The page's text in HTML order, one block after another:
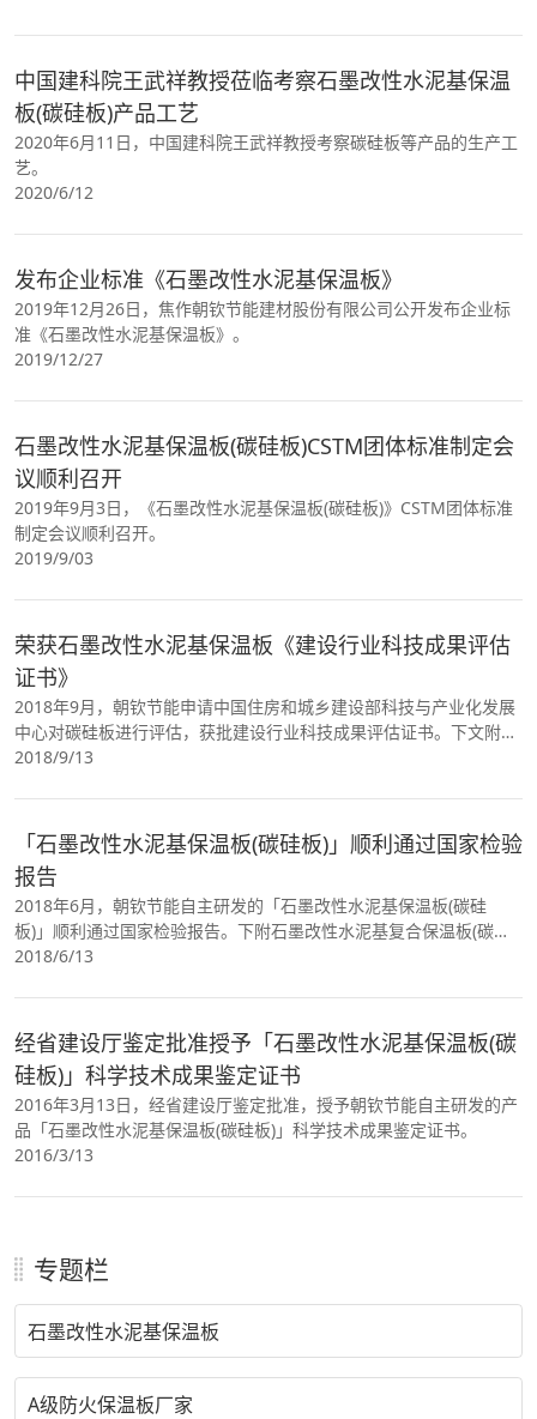
中国建科院王武祥教授莅临考察石墨改性水泥基保温
板(碳硅板)产品工艺
2020年6月11日，中国建科院王武祥教授考察碳硅板等产品的生产工
艺。
2020/6/12
发布企业标准《石墨改性水泥基保温板》
2019年12月26日，焦作朝钦节能建材股份有限公司公开发布企业标
准《石墨改性水泥基保温板》。
2019/12/27
石墨改性水泥基保温板(碳硅板)CSTM团体标准制定会
议顺利召开
2019年9月3日，《石墨改性水泥基保温板(碳硅板)》CSTM团体标准
制定会议顺利召开。
2019/9/03
荣获石墨改性水泥基保温板《建设行业科技成果评估
证书》
2018年9月，朝钦节能申请中国住房和城乡建设部科技与产业化发展
中心对碳硅板进行评估，获批建设行业科技成果评估证书。下文附证
书内容。
2018/9/13
「石墨改性水泥基保温板(碳硅板)」顺利通过国家检验
报告
2018年6月，朝钦节能自主研发的「石墨改性水泥基保温板(碳硅
板)」顺利通过国家检验报告。下附石墨改性水泥基复合保温板(碳硅
板)国家检验报告封面。
2018/6/13
经省建设厅鉴定批准授予「石墨改性水泥基保温板(碳
硅板)」科学技术成果鉴定证书
2016年3月13日，经省建设厅鉴定批准，授予朝钦节能自主研发的产
品「石墨改性水泥基保温板(碳硅板)」科学技术成果鉴定证书。
2016/3/13
专题栏
石墨改性水泥基保温板
A级防火保温板厂家